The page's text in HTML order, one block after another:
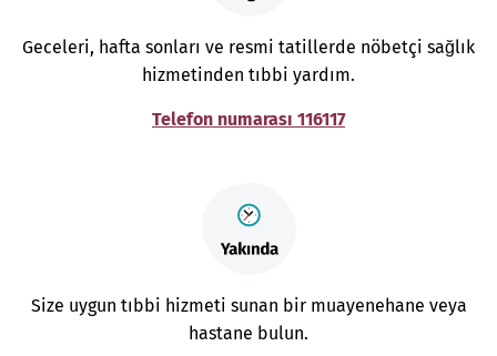
Geceleri, hafta sonları ve resmi tatillerde nöbetçi sağlık
hizmetinden tıbbi yardım.
Telefon numarası 116117
Size uygun tıbbi hizmeti sunan bir muayenehane veya
hastane bulun.